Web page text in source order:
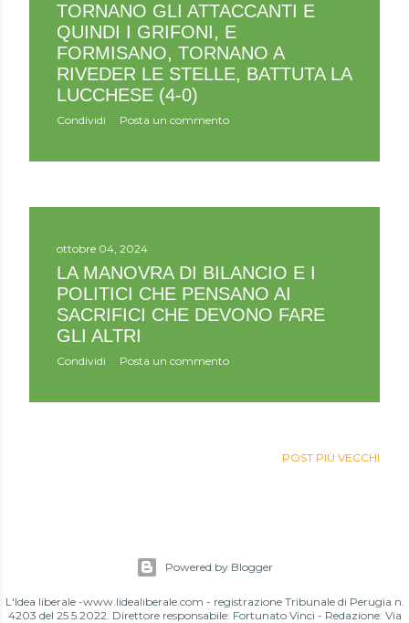
TORNANO GLI ATTACCANTI E
QUINDI I GRIFONI, E
FORMISANO, TORNANO A
RIVEDER LE STELLE, BATTUTA LA
LUCCHESE (4-0)
Condividi Posta un commento
ottobre 04, 2024
LA MANOVRA DI BILANCIO E I
POLITICI CHE PENSANO AI
SACRIFICI CHE DEVONO FARE
GLI ALTRI
Condividi Posta un commento
POST PIÙ VECCHI
Powered by Blogger
L'Idea liberale -www.lidealiberale.com - registrazione Tribunale di Perugia n.
4203 del 25.5.2022. Direttore responsabile: Fortunato Vinci - Redazione: Via